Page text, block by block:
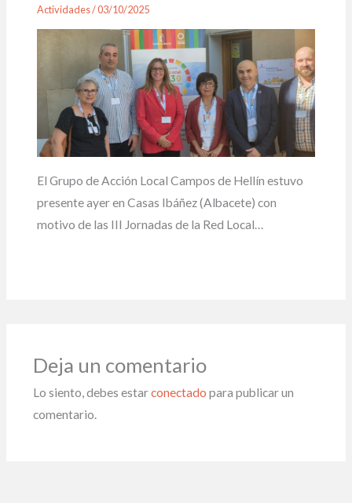
Actividades/03/10/2025
El Grupo de Acción Local Campos de Hellín estuvo
presente ayer en Casas Ibáñez (Albacete) con
motivo de las III Jornadas de la Red Local…
Deja un comentario
Lo siento, debes estarconectado para publicar un
comentario.